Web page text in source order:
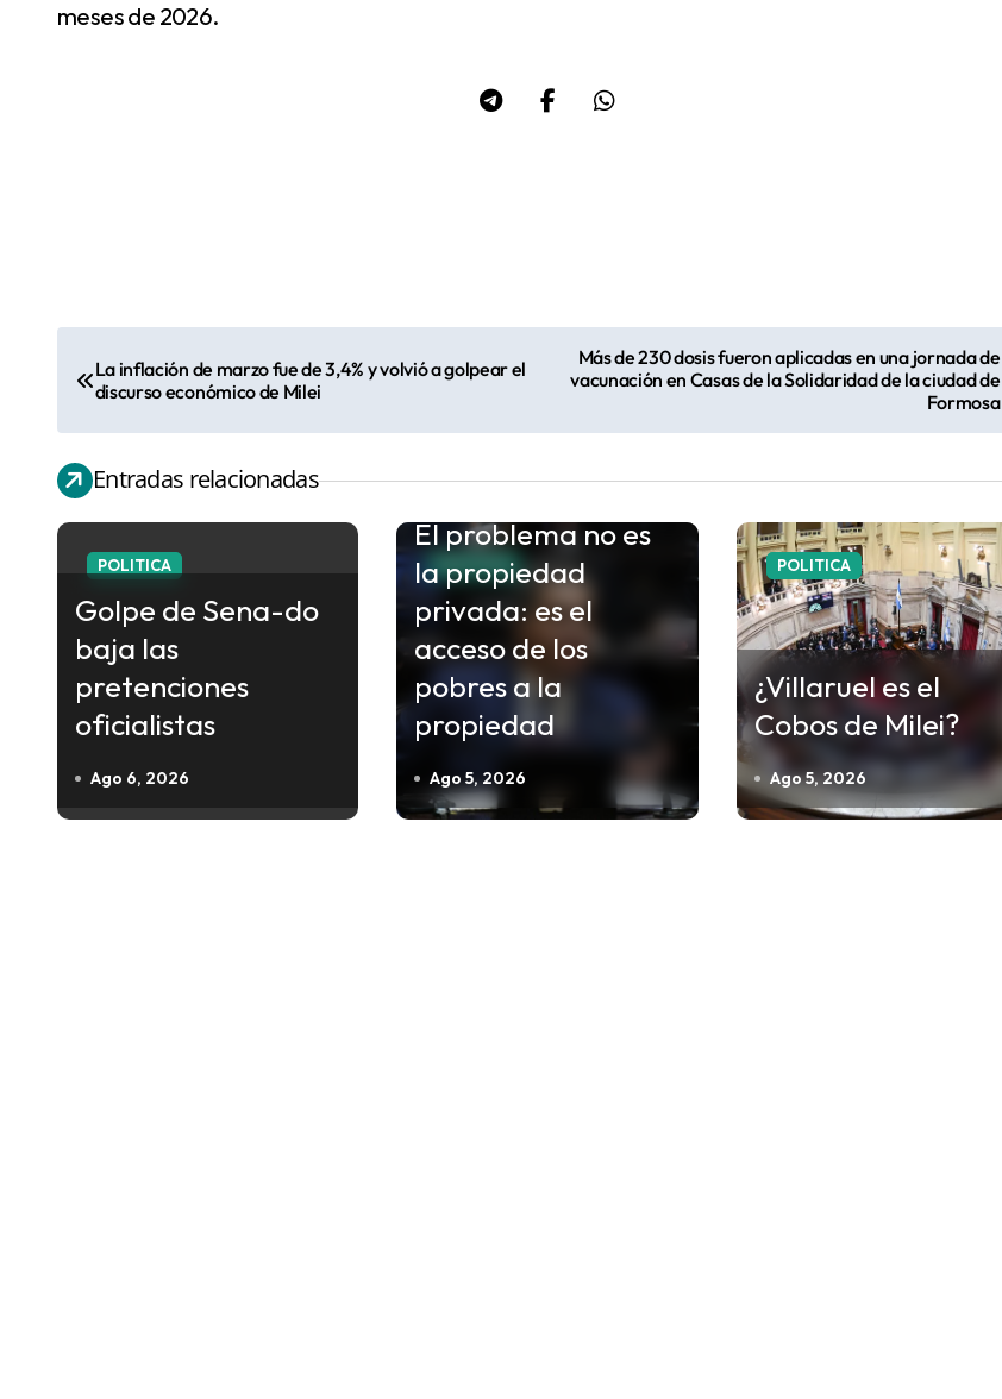
meses de 2026.
v
e
La inflación de marzo fue de 3,4% y volvió a golpear el
discurso económico de Milei
Más de 230 dosis fueron aplicadas en una jornada de
vacunación en Casas de la Solidaridad de la ciudad de
Formosa
Entradas relacionadas
POLITICA
Golpe de Sena-do
baja las
pretenciones
oficialistas
Ago 6, 2026
POLITICA
El problema no es
la propiedad
privada: es el
acceso de los
pobres a la
propiedad
Ago 5, 2026
POLITICA
¿Villaruel es el
Cobos de Milei?
Ago 5, 2026